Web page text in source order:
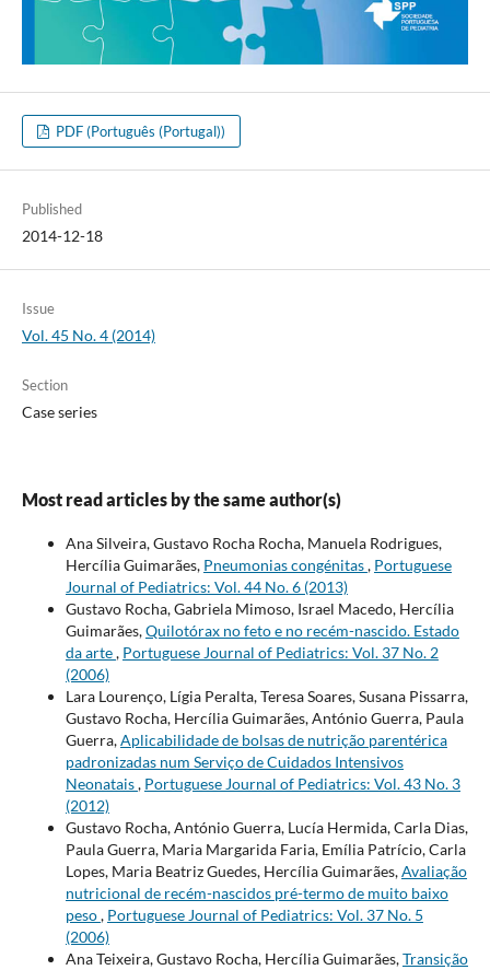
PDF (Português (Portugal))
Published
2014-12-18
Issue
Vol. 45 No. 4 (2014)
Section
Case series
Most read articles by the same author(s)
Ana Silveira, Gustavo Rocha Rocha, Manuela Rodrigues,
Hercília Guimarães, Pneumonias congénitas, Portuguese
Journal of Pediatrics: Vol. 44 No. 6 (2013)
Gustavo Rocha, Gabriela Mimoso, Israel Macedo, Hercília
Guimarães,Quilotórax no feto e no recém-nascido. Estado
da arte, Portuguese Journal of Pediatrics: Vol. 37 No. 2
(2006)
Lara Lourenço, Lígia Peralta, Teresa Soares, Susana Pissarra,
Gustavo Rocha, Hercília Guimarães, António Guerra, Paula
Guerra,Aplicabilidade de bolsas de nutrição parentérica
padronizadas num Serviço de Cuidados Intensivos
Neonatais, Portuguese Journal of Pediatrics: Vol. 43 No. 3
(2012)
Gustavo Rocha, António Guerra, Lucía Hermida, Carla Dias,
Paula Guerra, Maria Margarida Faria, Emília Patrício, Carla
Lopes, Maria Beatriz Guedes, Hercília Guimarães,Avaliação
nutricional de recém-nascidos pré-termo de muito baixo
peso, Portuguese Journal of Pediatrics: Vol. 37 No. 5
(2006)
Ana Teixeira, Gustavo Rocha, Hercília Guimarães,Transição